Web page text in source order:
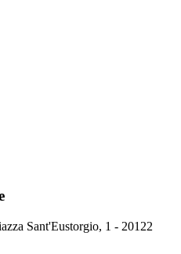
Sant'Eustorgio, 1 - 20122